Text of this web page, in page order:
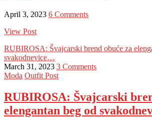
April 3, 2023 6 Comments
View Post
RUBIROSA: Švajcarski brend obuće za
svakodnevice…
March 31, 2023 3 Comments
Moda Outfit Post
RUBIROSA: Švajcarski
elengantan beg od